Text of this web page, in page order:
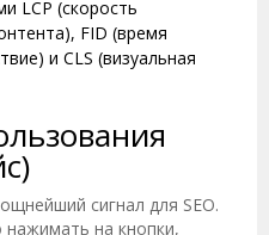
LCP (скорость
FID (время
и CLS (визуальная
сигнал для SEO.
на кнопки,